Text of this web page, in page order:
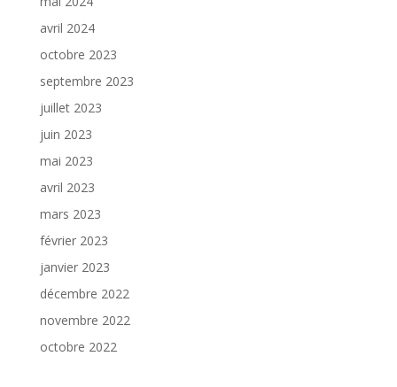
avril 2024
octobre 2023
septembre 2023
juillet 2023
juin 2023
mai 2023
avril 2023
mars 2023
février 2023
janvier 2023
décembre 2022
novembre 2022
octobre 2022